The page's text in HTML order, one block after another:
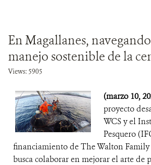
En Magallanes,
manejo sostenible de la
Views: 5905
(marzo 10,
proyecto
WCS y el
Pesquero
financiamiento de The Walton
busca colaborar en mejorar el arte de